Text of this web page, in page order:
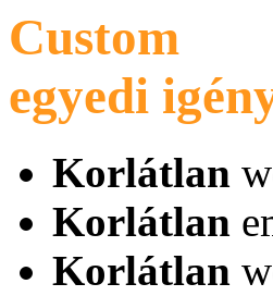
Custom
egyedi
Korlátlan
Korlátlan
Korlátlan